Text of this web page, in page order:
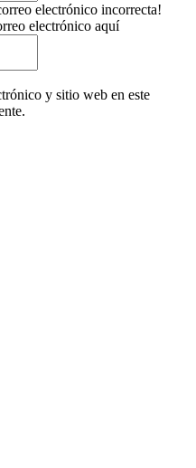
electrónico incorrecta!
electrónico aquí
y sitio web en este